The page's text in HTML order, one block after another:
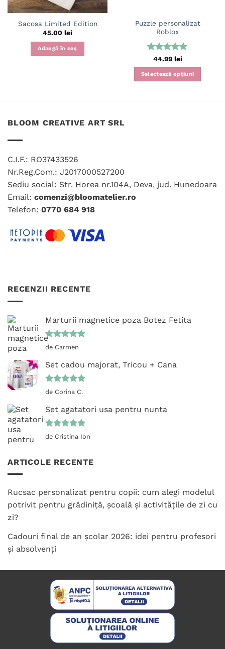
Sacosa Limited Edition
45.00 lei
Adaugă în coș
Puzzle personalizat
Roblox
Evaluat la
5din 5
44.99 lei
Selectează opțiuni
BLOOM CREATIVE ART SRL
C.I.F.: RO37433526
Nr.Reg.Com.: J2017000527200
Sediu social: Str. Horea nr.104A, Deva, jud. Hunedoara
Email: comenzi@bloomatelier.ro
Telefon: 0770 684 918
RECENZII RECENTE
Marturii magnetice poza Botez Fetita
Evaluat la
de Carmen
Set cadou majorat, Tricou + Cana
Evaluat la
de Corina C.
Set agatatori usa pentru nunta
Evaluat la
de Cristina Ion
ARTICOLE RECENTE
Rucsac personalizat pentru copii: cum alegi modelul
potrivit pentru grădiniță, școală și activitățile de zi cu
zi?
Cadouri final de an școlar 2026: idei pentru profesori
și absolvenți